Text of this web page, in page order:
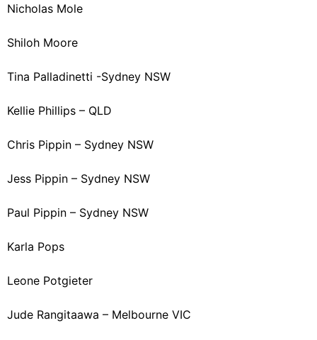
Nicholas Mole
Shiloh Moore
Tina Palladinetti -Sydney NSW
Kellie Phillips – QLD
Chris Pippin – Sydney NSW
Jess Pippin – Sydney NSW
Paul Pippin – Sydney NSW
Karla Pops
Leone Potgieter
Jude Rangitaawa – Melbourne VIC